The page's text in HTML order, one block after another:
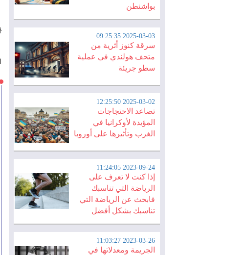
بواشنطن
2025-03-03 09:25:35
سرقة كنوز أثرية من
متحف هولندي في عملية
سطو جريئة
2025-03-02 12:25:50
تصاعد الاحتجاجات
المؤيدة لأوكرانيا في
الغرب وتأثيرها على أوروبا
2023-09-24 11:24:05
إذا كنت لا تعرف على
الرياضة التي تناسبك
فابحث عن الرياضة التي
تناسبك بشكل أفضل
2023-03-26 11:03:27
الجريمة ومعدلاتها في